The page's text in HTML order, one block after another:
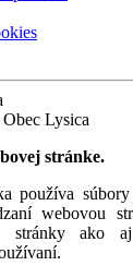
Obec Lysica
stránke.
používa
webovou
stránky ako